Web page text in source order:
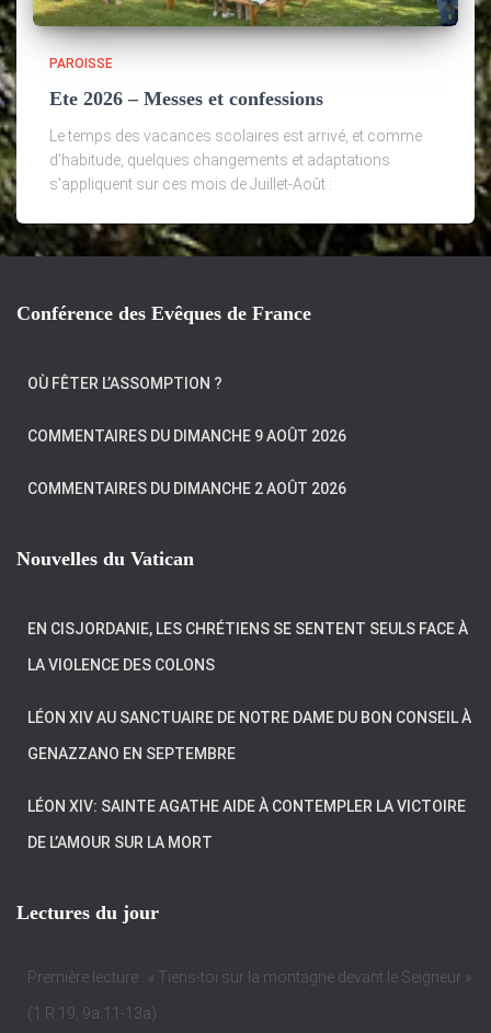
PAROISSE
Ete 2026 – Messes et confessions
Le temps des vacances scolaires est arrivé, et comme
d'habitude, quelques changements et adaptations
s'appliquent sur ces mois de Juillet-Août :
Conférence des Evêques de France
OÙ FÊTER L’ASSOMPTION ?
COMMENTAIRES DU DIMANCHE 9 AOÛT 2026
COMMENTAIRES DU DIMANCHE 2 AOÛT 2026
Nouvelles du Vatican
EN CISJORDANIE, LES CHRÉTIENS SE SENTENT SEULS FACE À
LA VIOLENCE DES COLONS
LÉON XIV AU SANCTUAIRE DE NOTRE DAME DU BON CONSEIL À
GENAZZANO EN SEPTEMBRE
LÉON XIV: SAINTE AGATHE AIDE À CONTEMPLER LA VICTOIRE
DE L’AMOUR SUR LA MORT
Lectures du jour
Première lecture : « Tiens-toi sur la montagne devant le Seigneur »
(1 R 19, 9a.11-13a)